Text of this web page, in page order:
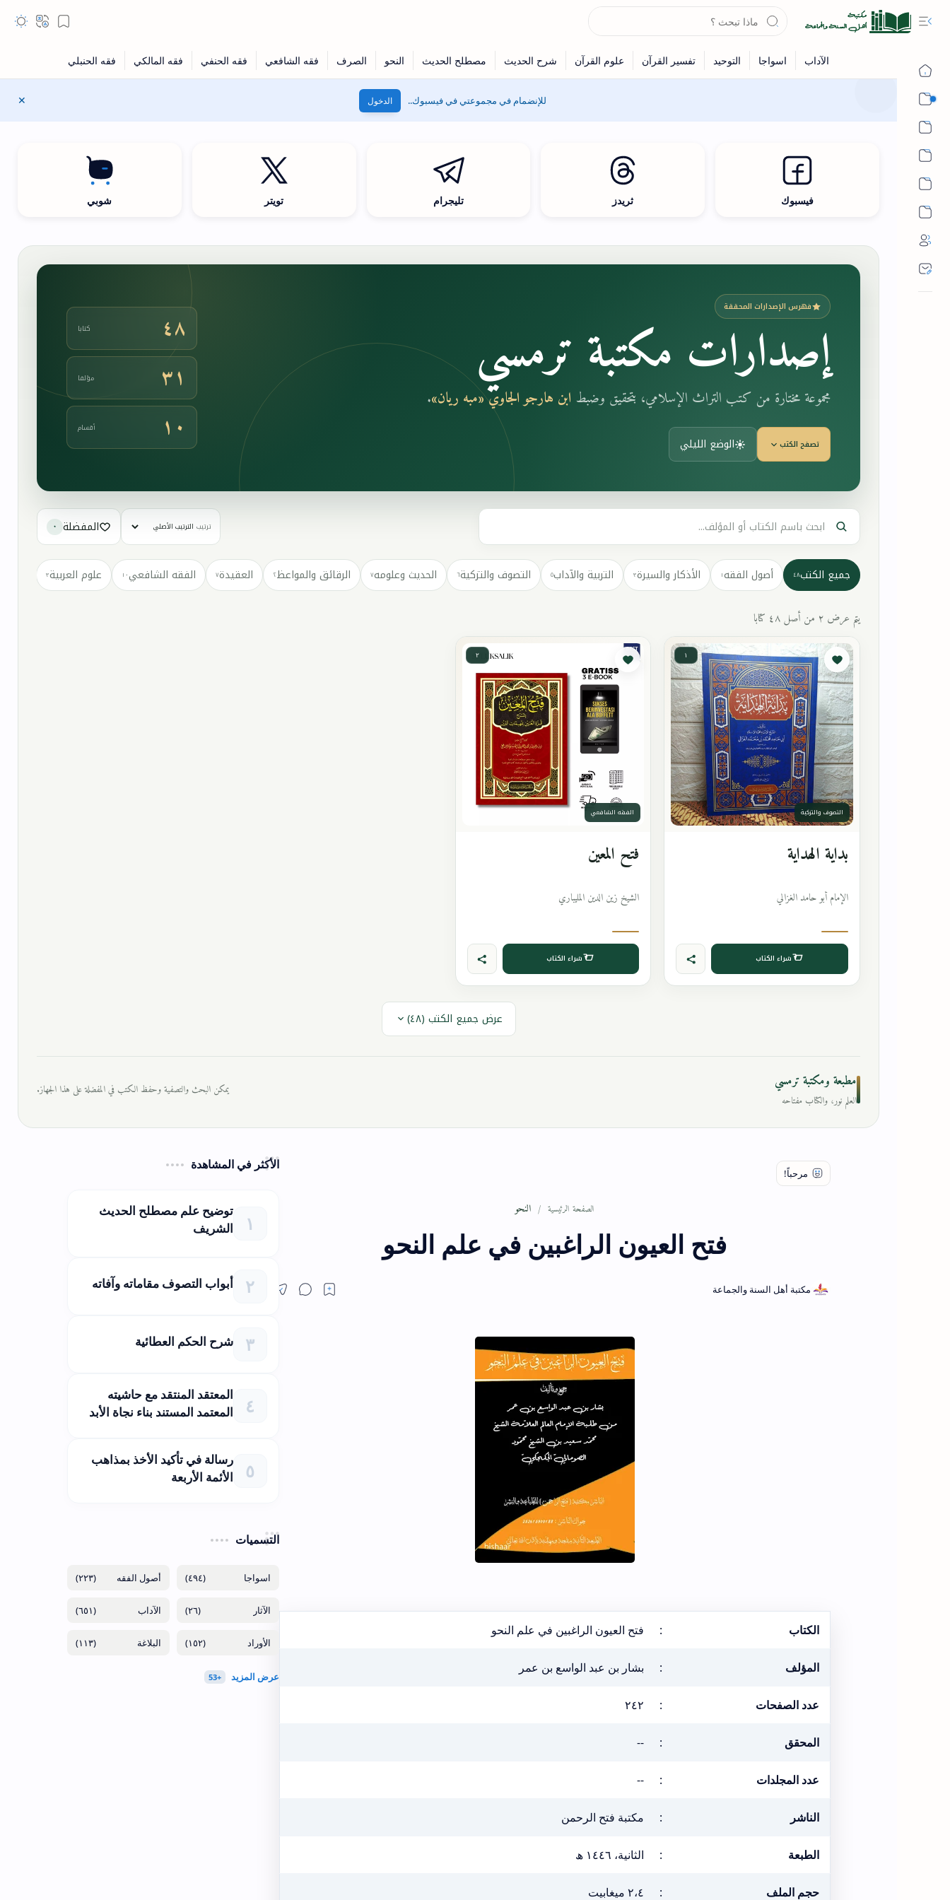
للإنضمام في مجموعتي في فيسبوك.. الدخول
فيسبوك ثريدز تليجرام تويتر شوبي
فهرس الإصدارات المحققة
إصدارات مكتبة ترمسي
مجموعة مختارة من كتب التراث الإسلامي، بتحقيق وضبط ابن هارجو الجاوي «مبه ريان».
تصفح الكتب الوضع الليلي
٤٨ كتابا
٣١ مؤلفا
١٠ أقسام
ترتيب المفضلة ٠
جميع الكتب٤٨ أصول الفقه١ الأذكار والسيرة٣ التربية والآداب٥ التصوف والتزكية٦ الحديث وعلومه٧ الرقائق والمواعظ٢ العقيدة٧ الفقه الشافعي١٠ علوم العربية٣
يتم عرض ٢ من أصل ٤٨ كتابا
١
التصوف والتزكية
بداية الهداية
الإمام أبو حامد الغزالي
شراء الكتاب
٢
الفقه الشافعي
فتح المعين
الشيخ زين الدين المليباري
شراء الكتاب
عرض جميع الكتب (٤٨)
مطبعة ومكتبة ترمسي
العلم نور، والكتاب مفتاحه
يمكن البحث والتصفية وحفظ الكتب في المفضلة على هذا الجهاز.
الصفحة الرئيسية النحو
فتح العيون الراغبين في علم النحو
الكتاب : فتح العيون الراغبين في علم النحو
المؤلف : بشار بن عبد الواسع بن عمر
عدد الصفحات : ٢٤٢
المحقق :
--
عدد المجلدات :
--
الناشر : مكتبة فتح الرحمن
الطبعة : الثانية، ١٤٤٦ ھ
حجم الملف : ٢،٤ ميغابيت
الأكثر في المشاهدة
توضيح علم مصطلح الحديث
الشريف
أبواب التصوف مقاماته وآفاته
شرح الحكم العطائية
المعتقد المنتقد مع حاشيته
المعتمد المستند بناء نجاة الأبد
رسالة في تأكيد الأخذ بمذاهب
الأئمة الأربعة
التسميات
(٤٩٤) (٢٢٣)
(٢٦) (٦٥١)
(١٥٢) (١١٣)